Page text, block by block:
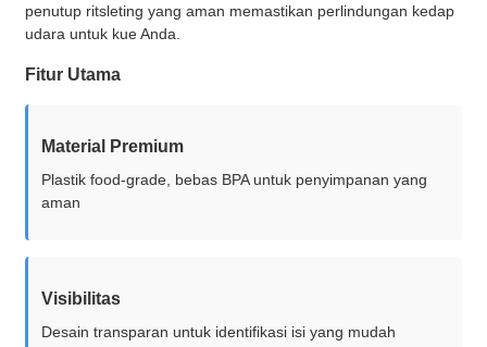
penutup ritsleting yang aman memastikan perlindungan kedap
udara untuk kue Anda.
Fitur Utama
Material Premium
Plastik food-grade, bebas BPA untuk penyimpanan yang
aman
Visibilitas
Desain transparan untuk identifikasi isi yang mudah